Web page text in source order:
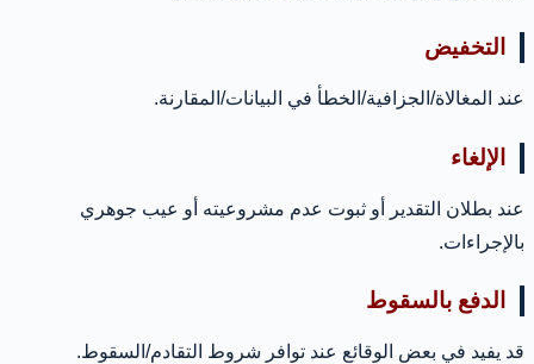
التخفيض
عند المغالاة/الجزافية/الخطأ في البيانات/المقارنة.
الإلغاء
عند بطلان التقدير أو ثبوت عدم مشروعيته أو عيب جوهري
بالإجراءات.
الدفع بالسقوط
قد يفيد في بعض الوقائع عند توافر شروط التقادم/السقوط.